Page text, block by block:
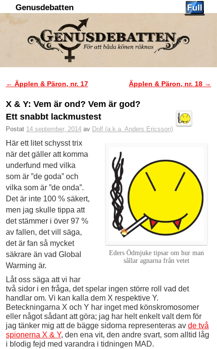
Genusdebatten
Inläggsnavigering
← Äpplen & Päron, nr. 17 Äpplen & Päron, nr. 18 →
X & Y: Vem är ond? Vem är god?
Ett snabbt lackmustest
Postat 14 september, 2014 av Dolf (a.k.a. Anders Ericsson)
Eders Ödmjuke tipsar om hur man
sållar agnarna från vetet
Här ett litet schysst trix
när det gäller att komma
underfund med vilka
som är ”de goda” och
vilka som är ”de onda”.
Det är inte 100 % säkert,
men jag skulle tippa att
det stämmer i över 97 %
av fallen, det vill säga,
det är fan så mycket
säkrare än vad Global
Warming är.
Låt oss säga att vi har
två sidor i en fråga, det spelar ingen större roll vad det
handlar om. Vi kan kalla dem X respektive Y.
Beteckningarna X och Y har inget med könskromosomer
eller något sådant att göra; jag har helt enkelt valt dem för
jag tänker mig att de bägge sidorna representeras av de två
spionerna X & Y, den ena vit, den andre svart, som alltid låg
i blodig fejd med varandra i tidningen MAD.